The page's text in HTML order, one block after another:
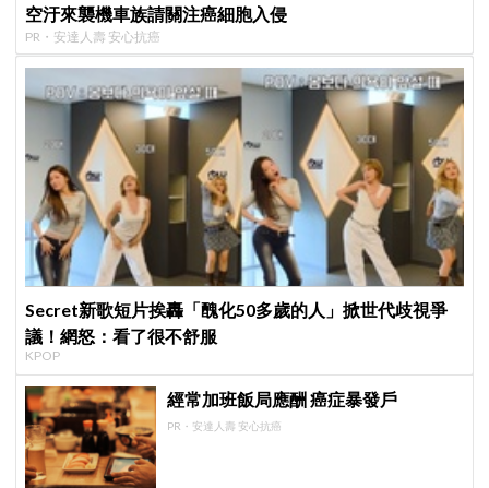
空汙來襲機車族請關注癌細胞入侵
PR・安達人壽 安心抗癌
Secret新歌短片挨轟「醜化50多歲的人」掀世代歧視爭
議！網怒：看了很不舒服
KPOP
經常加班飯局應酬 癌症暴發戶
PR・安達人壽 安心抗癌